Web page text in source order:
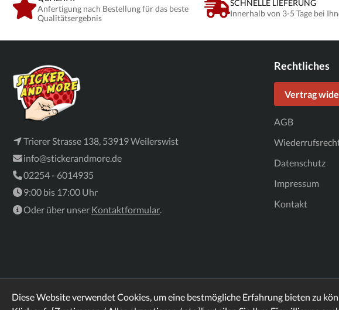
Anfertigung nach Bestellung für das beste
Qualitätsergebnis
SCHNELLE LIEFERUNG
Innerhalb von 3-5 Tage bei
Trierer Strasse 138, 53919 Weilerswist
info@stickerandmore.de
02254 - 6014935
9:00 bis 17:00 Uhr
Oder über unser Kontaktformular.
Rechtliches
Vertrag
AGB
Datenschutz
Impressum
Kontakt
Diese Website verwendet Cookies, um eine bestmögliche Erfahrung bieten zu